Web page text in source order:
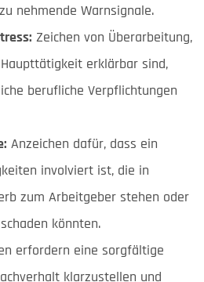
nehmende Warnsignale.
Zeichen von Überarbeitung,
erklärbar sind,
berufliche Verpflichtungen
Anzeichen dafür, dass ein
involviert ist, die in
zum Arbeitgeber stehen oder
könnten.
erfordern eine sorgfältige
klarzustellen und